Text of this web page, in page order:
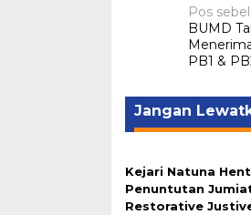
pos
Pos
BUMD
PB1 &
Jangan
Kejari Natuna
Penuntutan
Restorative